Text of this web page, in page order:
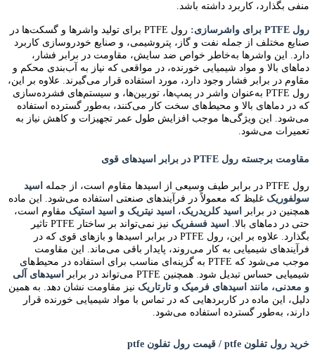
منفی بگذارد، کاربرد داشته باشد.
رول PTFE برای واشر‌سازی:
رول PTFE برای تولید واشرها و گسکت‌ها در
صنایع مختلف از جمله نفت و گاز، پتروشیمی، و صنایع خودروسازی کاربرد
دارد. این واشرها به‌خاطر خواص ضد سایش، مقاومت در برابر فشار،
دماهای بالا و مواد شیمیایی خورنده، در مواقعی که نیاز به آب‌بندی محکم و
مقاوم در برابر فشار وجود دارد، مورد استفاده قرار می‌گیرند. علاوه بر این،
رول PTFE به‌عنوان واشر در پمپ‌ها، توربین‌ها، و سیستم‌های فشرده‌سازی
که در دماهای بالا و محیط‌های سخت کار می‌کنند، به‌طور گسترده استفاده
می‌شود. این ویژگی‌ها موجب افزایش طول عمر تجهیزات و کاهش نیاز به
تعمیرات می‌شود.
مقاومت برجسته رول PTFE در برابر اسیدهای قوی
رول PTFE در برابر طیف وسیعی از اسیدها مقاوم است، از جمله
اسید
سولفوریک غلیظ که معمولاً در فرآیندهای صنعتی استفاده می‌شود. این ماده
همچنین در برابر
اسید کلریدریک، اسید نیتریک و اسید استیک مقاوم است،
حتی در دماهای بالا.
اسید فسفریک
نیز نمی‌تواند بر ساختار PTFE تاثیر
بگذارد. علاوه بر این، رول PTFE در برابر اسیدها و بازهای قوی که در
فرآیندهای شیمیایی به کار می‌روند، پایدار باقی می‌ماند. این مقاومت
موجب می‌شود که PTFE به گزینه‌ای مناسب برای استفاده در محیط‌های
شیمیایی حساس تبدیل شود. همچنین PTFE می‌تواند در برابر
اسیدهای آلی
و معدنی، مانند اسیدهای فرمیک و تارتاریک نیز مقاومت نشان دهد. به همین
دلیل، این ماده در کاربردهایی که در تماس با مواد شیمیایی خورنده قرار
دارند، به‌طور گسترده استفاده می‌شود
خرید رول تفلون ptfe / قیمت رول تفلون ptfe